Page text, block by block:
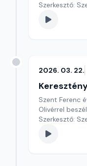
Szerkesztő:
2026. 03. 22.
Szent Ferenc
Olivérrel
Szerkesztő: